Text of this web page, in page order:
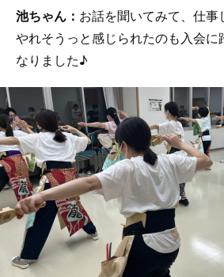
池ちゃん： お話を聞いてみて、仕
やれそうっと感じられたのも入会に
なりました♪